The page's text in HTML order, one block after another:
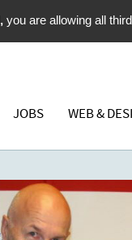
JOBS WEB &
you are allowing all